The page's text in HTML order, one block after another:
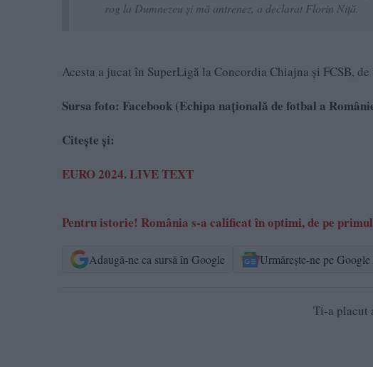
rog la Dumnezeu și mă antrenez, a declarat Florin Niță.
Acesta a jucat în SuperLigă la Concordia Chiajna și FCSB,
Sursa foto: Facebook (Echipa națională de fotbal a
Citește și:
EURO 2024. LIVE TEXT
Pentru istorie! România s-a calificat în optimi, de pe
Adaugă-ne ca sursă în Google Urmărește-ne pe
Ti-a placut